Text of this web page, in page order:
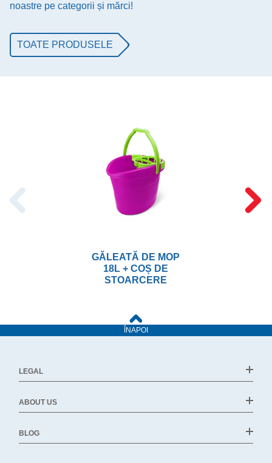
noastre pe categorii și mărci!
TOATE PRODUSELE
GĂLEATĂ DE MOP
18L + COȘ DE
STOARCERE
ÎNAPOI
LEGAL
ABOUT US
BLOG